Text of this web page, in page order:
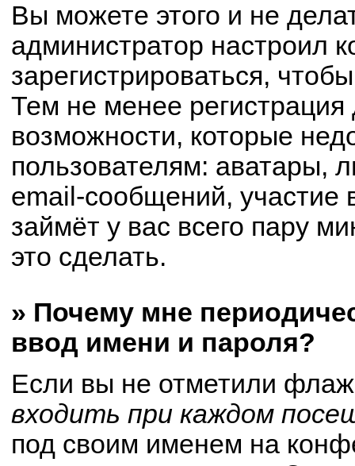
Вы можете этого и не
администратор настроил
зарегистрироваться,
Тем не менее
возможности, которые
пользователям: аватары,
email-сообщений, участие
займёт у вас всего пару
это сделать.
» Почему мне
ввод имени и пароля?
Если вы не отметили
входить при каждом
под своим именем на